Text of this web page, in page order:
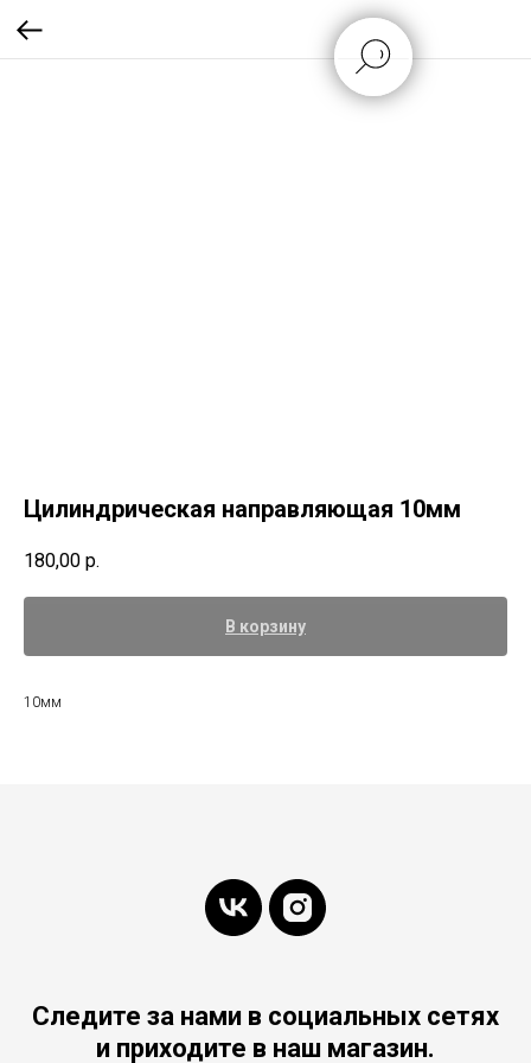
Цилиндрическая направляющая 10мм
180,00 р.
В корзину
10мм
Следите за нами в социальных сетях
и приходите в наш магазин.